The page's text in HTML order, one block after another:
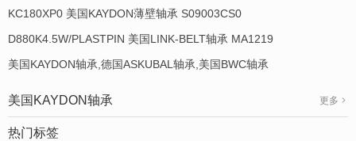
KC180XP0 美国KAYDON薄壁轴承 S09003CS0
D880K4.5W/PLASTPIN 美国LINK-BELT轴承 MA1219
美国KAYDON轴承,德国ASKUBAL轴承,美国BWC轴承
美国KAYDON轴承 更多
热门标签